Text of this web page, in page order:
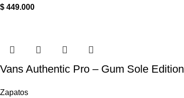
$ 449.000
Vans Authentic Pro – Gum Sole Edition
Zapatos